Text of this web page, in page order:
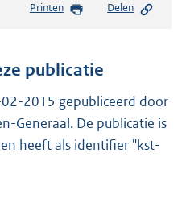
s
n
s
r
o
Printen Delen
publicatie
2015 gepubliceerd door
Generaal. De publicatie is
heeft als identifier "kst-